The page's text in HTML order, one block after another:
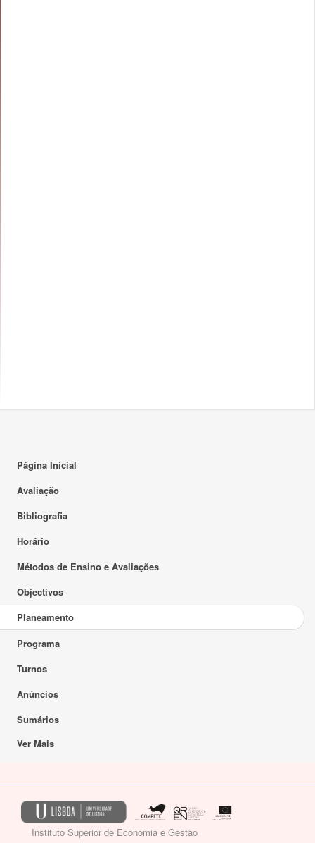
Página Inicial
Avaliação
Bibliografia
Horário
Métodos de Ensino e Avaliações
Objectivos
Planeamento
Programa
Turnos
Anúncios
Sumários
Ver Mais
Instituto Superior de Economia e Gestão